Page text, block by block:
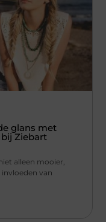
glans met
Ziebart
alleen mooier,
van